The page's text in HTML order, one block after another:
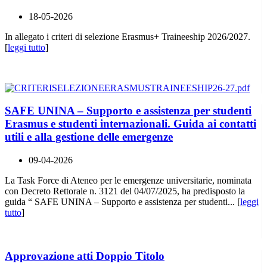
18-05-2026
In allegato i criteri di selezione Erasmus+ Traineeship 2026/2027.
[leggi tutto]
SAFE UNINA – Supporto e assistenza per studenti
Erasmus e studenti internazionali. Guida ai contatti
utili e alla gestione delle emergenze
09-04-2026
La Task Force di Ateneo per le emergenze universitarie, nominata
con Decreto Rettorale n. 3121 del 04/07/2025, ha predisposto la
guida “ SAFE UNINA – Supporto e assistenza per studenti... [leggi
tutto]
Approvazione atti Doppio Titolo